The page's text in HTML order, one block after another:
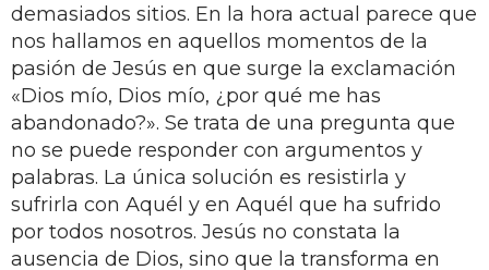
demasiados sitios. En la hora actual parece que
nos hallamos en aquellos momentos de la
pasión de Jesús en que surge la exclamación
«Dios mío, Dios mío, ¿por qué me has
abandonado?». Se trata de una pregunta que
no se puede responder con argumentos y
palabras. La única solución es resistirla y
sufrirla con Aquél y en Aquél que ha sufrido
por todos nosotros. Jesús no constata la
ausencia de Dios, sino que la transforma en